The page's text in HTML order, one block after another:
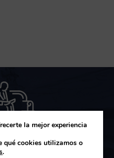
ACTIVOS SGIIC
la mejor experiencia
qué cookies utilizamos o
.